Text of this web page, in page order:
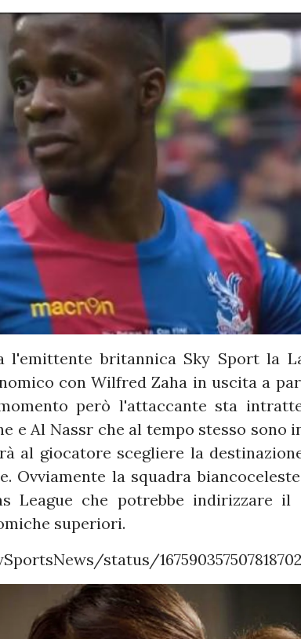
l'emittente britannica Sky Sport la
con Wilfred Zaha in uscita a
però l'attaccante sta
e Al Nassr che al tempo stesso sono
al giocatore scegliere la
Ovviamente la squadra
League che potrebbe indirizzare il
superiori.
status/